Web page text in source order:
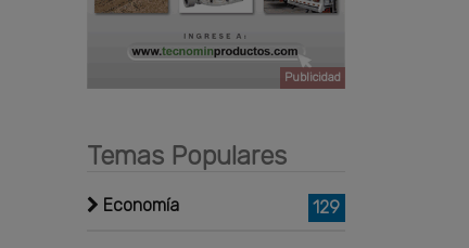
Publicidad
Temas Populares
Economía 129